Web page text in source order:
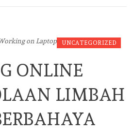
on Laptop UNCATEGORIZED
ONLINE
LIMBAH